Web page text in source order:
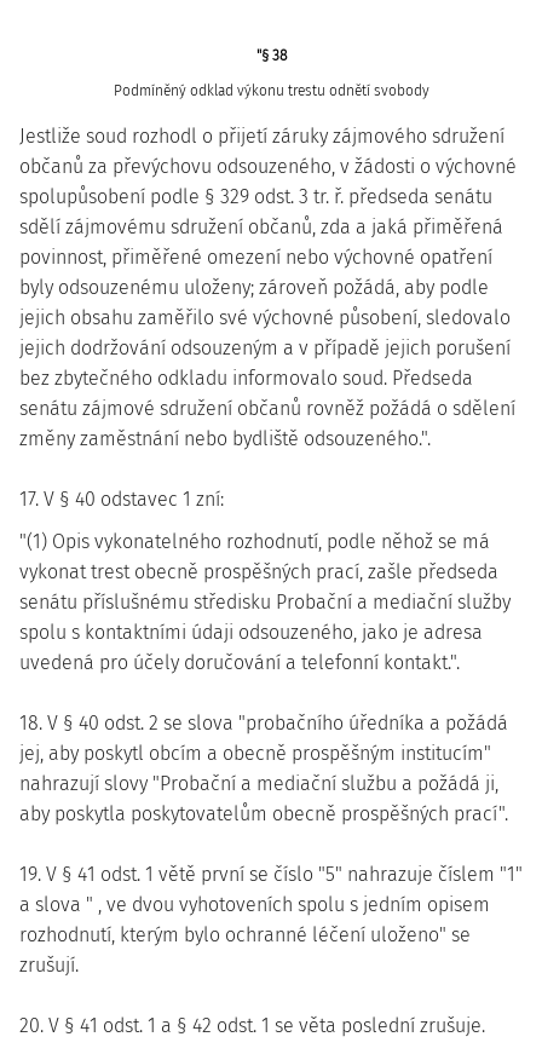
"§ 38
Podmíněný odklad výkonu trestu odnětí svobody
Jestliže soud rozhodl o přijetí záruky zájmového sdružení
občanů za převýchovu odsouzeného, v žádosti o výchovné
spolupůsobení podle § 329 odst. 3 tr. ř. předseda senátu
sdělí zájmovému sdružení občanů, zda a jaká přiměřená
povinnost, přiměřené omezení nebo výchovné opatření
byly odsouzenému uloženy; zároveň požádá, aby podle
jejich obsahu zaměřilo své výchovné působení, sledovalo
jejich dodržování odsouzeným a v případě jejich porušení
bez zbytečného odkladu informovalo soud. Předseda
senátu zájmové sdružení občanů rovněž požádá o sdělení
změny zaměstnání nebo bydliště odsouzeného.".
17. V § 40 odstavec 1 zní:
"(1) Opis vykonatelného rozhodnutí, podle něhož se má
vykonat trest obecně prospěšných prací, zašle předseda
senátu příslušnému středisku Probační a mediační služby
spolu s kontaktními údaji odsouzeného, jako je adresa
uvedená pro účely doručování a telefonní kontakt.".
18. V § 40 odst. 2 se slova "probačního úředníka a požádá
jej, aby poskytl obcím a obecně prospěšným institucím"
nahrazují slovy "Probační a mediační službu a požádá ji,
aby poskytla poskytovatelům obecně prospěšných prací".
19. V § 41 odst. 1 větě první se číslo "5" nahrazuje číslem "1"
a slova " , ve dvou vyhotoveních spolu s jedním opisem
rozhodnutí, kterým bylo ochranné léčení uloženo" se
zrušují.
20. V § 41 odst. 1 a § 42 odst. 1 se věta poslední zrušuje.